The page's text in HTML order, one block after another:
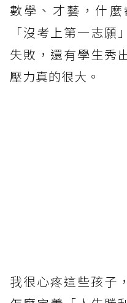
數學、才藝，什
「沒考上第一志願
失敗，還有學生秀
壓力真的很大。
我很心疼這些孩子